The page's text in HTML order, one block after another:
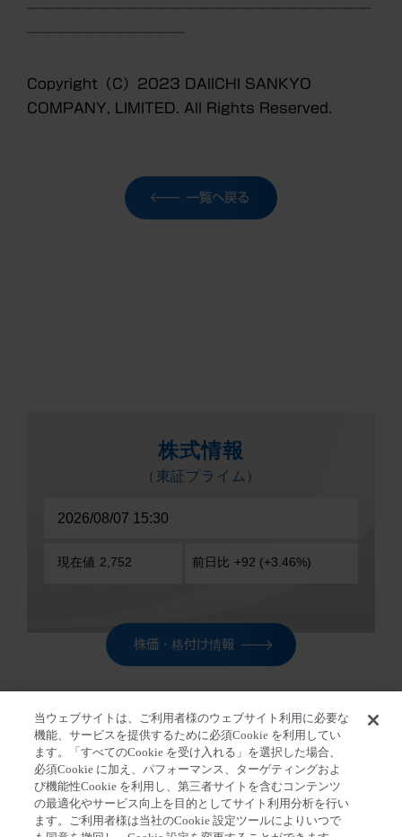
ホーム > 2023年5月31日号 ニュースリリース ピックア
ップ
────────────────────────
───────────
Copyright （C）2023 DAIICHI SANKYO
COMPANY, LIMITED. All Rights Reserved.
一覧へ戻る
株価・格付け情報
当ウェブサイトは、ご利用者様のウェブサイト利用に必要な
機能、サービスを提供するために必須Cookie を利用してい
ます。「すべてのCookie を受け入れる」を選択した場合、
必須Cookie に加え、パフォーマンス、ターゲティングおよ
び機能性Cookie を利用し、第三者サイトを含むコンテンツ
の最適化やサービス向上を目的としてサイト利用分析を行い
ます。ご利用者様は当社のCookie 設定ツールによりいつで